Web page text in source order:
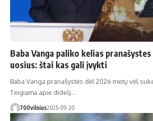
Baba Vanga paliko kelias
uosius: štai kas gali įvykti
Baba Vanga pranašystės dėl 2026 metų vėl
Teigiama apie didelį…
700vilnius2025-09-20